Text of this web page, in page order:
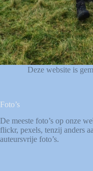
Deze website is
Foto’s
De meeste foto’s op onze
flickr, pexels, tenzij anders
auteursvrije foto’s.